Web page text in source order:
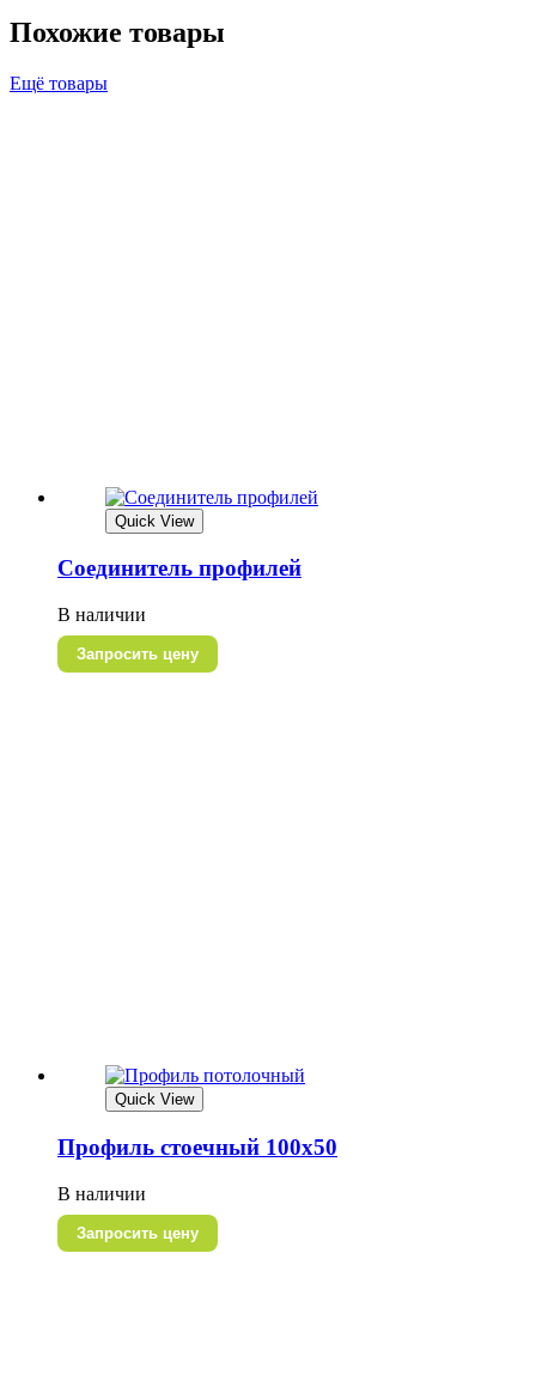
Похожие товары
Ещё товары
Quick View
Соединитель профилей
В наличии
Запросить цену
Quick View
Профиль стоечный 100х50
В наличии
Запросить цену